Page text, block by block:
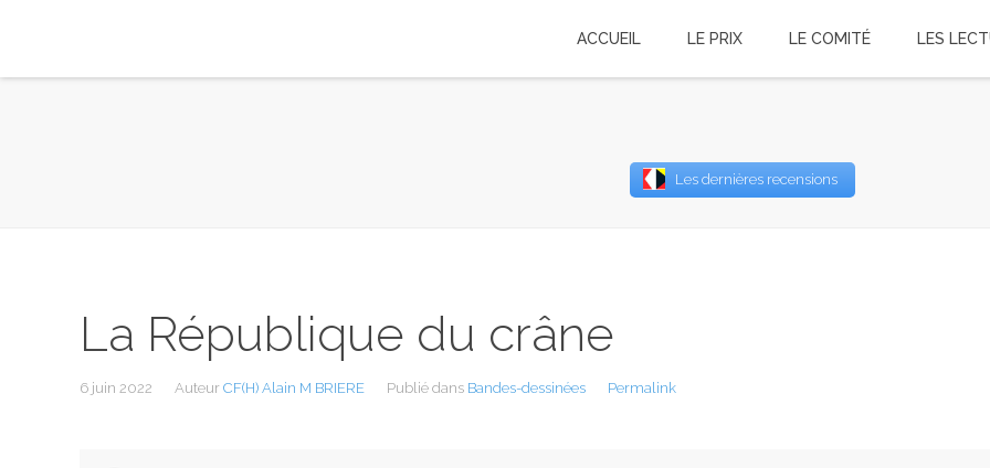
Les dernières recensions
La République du crâne
6 juin 2022 Auteur CF(H) Alain M BRIERE Publié dans Bandes-dessinées Permalink
Password
ACCUEIL LE PRIX LE COMITÉ LES